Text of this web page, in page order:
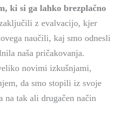
ki si ga lahko brezplačno
z evalvacijo, kjer
naučili, kaj smo odnesli
naša pričakovanja.
novimi izkušnjami,
da smo stopili iz svoje
na tak ali drugačen način